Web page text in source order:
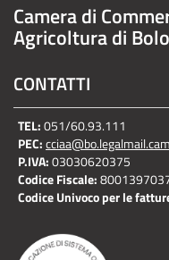
Camera di
Agricoltura di
CONTATTI
TEL:051/60.93.111
PEC:
P.IVA:03030620375
Codice Fiscale:
Codice Univoco per le